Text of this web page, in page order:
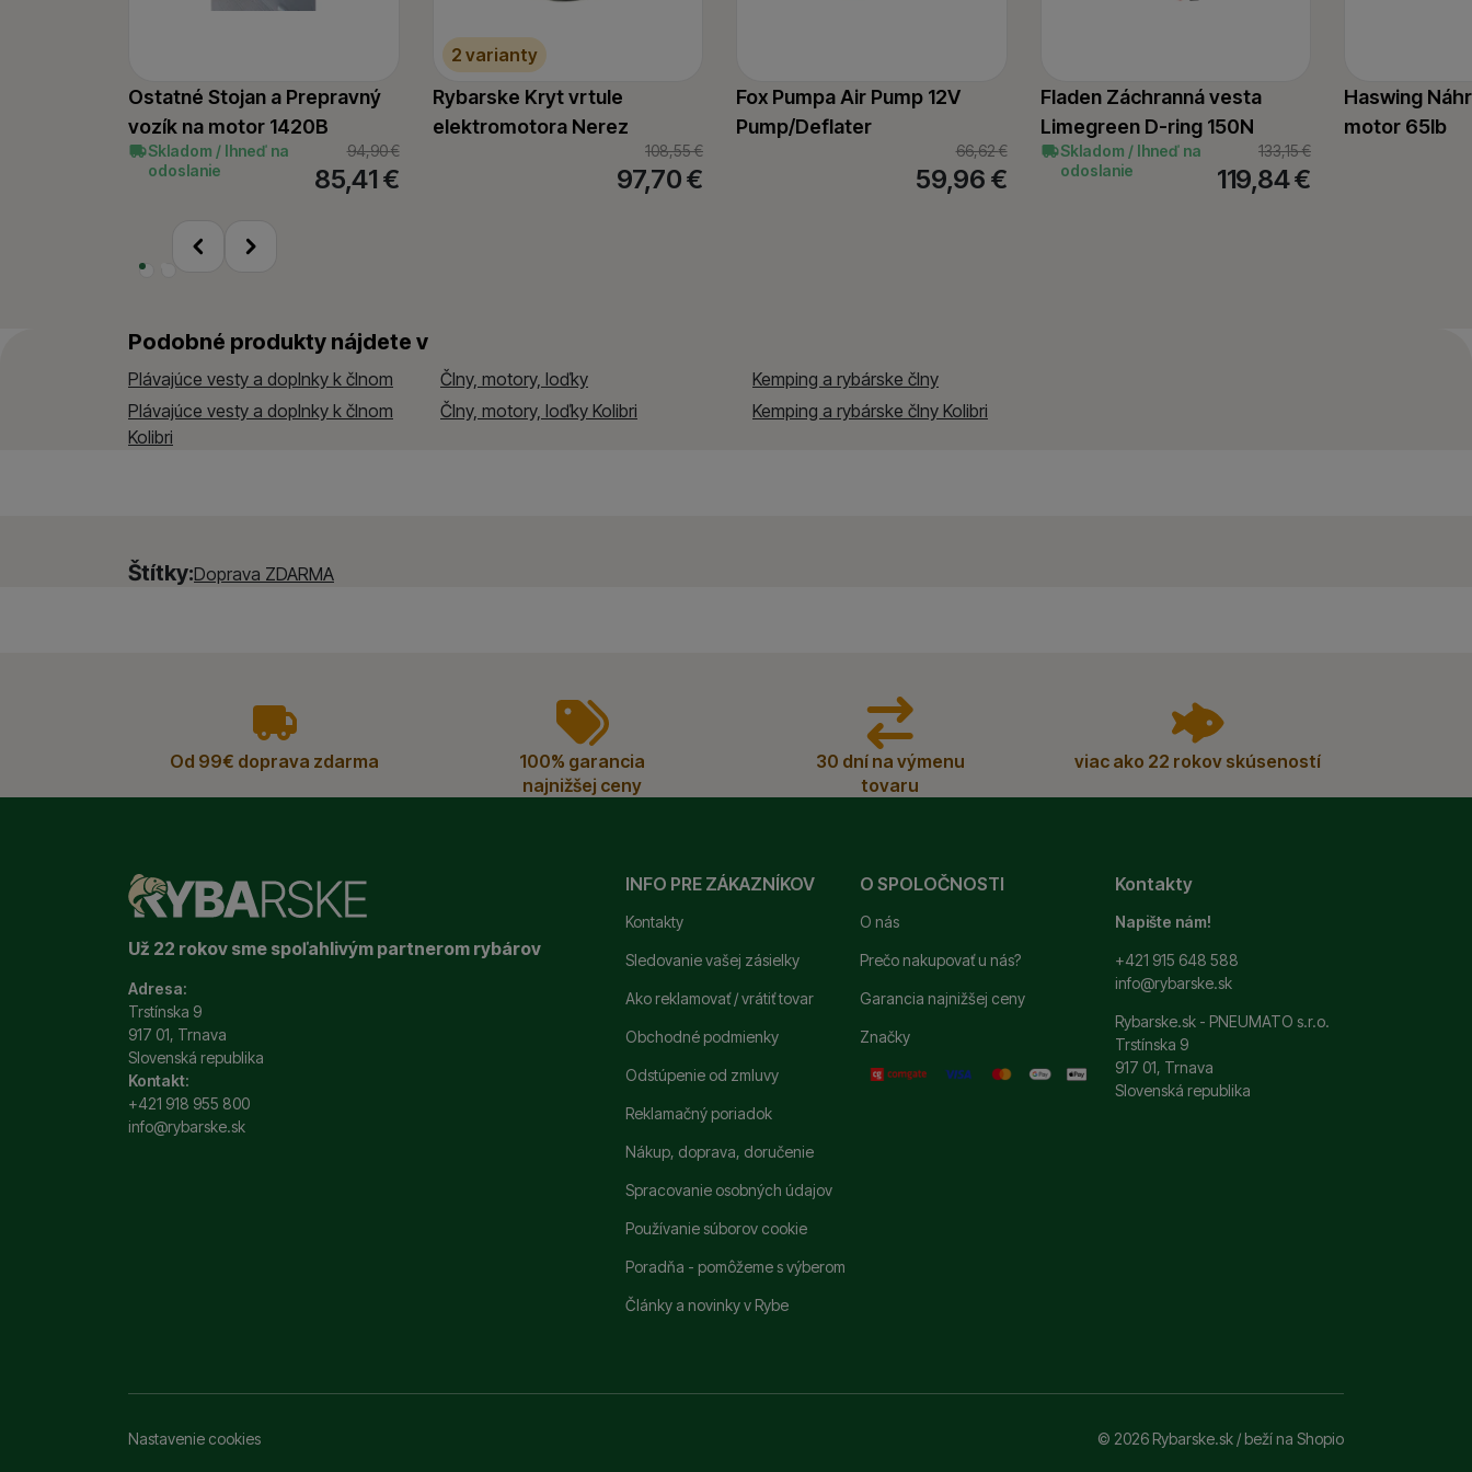
ktoré vás skutočne zaujímajú — či už na našom webe, alebo na stránkach našich partnerov.
predchádzajúci
nasledujúci
Ostatné Stojan a Prepravný
vozík na motor 1420B
Skladom / Ihneď na
odoslanie
94,90€
85,41 €
2 varianty
Rybarske Kryt vrtule
elektromotora Nerez
108,55€
97,70€
Fox Pumpa Air Pump 12V
Pump/Deflater
66,62€
59,96 €
Fladen Záchranná vesta
Limegreen D-ring 150N
Skladom / Ihneď na
odoslanie
133,15€
119,84€
Haswing
motor 65lb
Podobné produkty nájdete v
Plávajúce vesty a doplnky k člnom
Plávajúce vesty a doplnky k člnom
Kolibri
Člny, motory, loďky
Člny, motory, loďky Kolibri
Kemping a rybárske člny
Kemping a rybárske člny Kolibri
Štítky:Doprava ZDARMA
Od 99€ doprava zdarma
100% garancia
najnižšej ceny
30 dní na výmenu
tovaru
viac ako 22 rokov skúseností
Už 22 rokov sme spoľahlivým partnerom rybárov
Adresa:
Trstínska 9
917 01, Trnava
Slovenská republika
Kontakt:
+421 918 955 800
info@rybarske.sk
INFO PRE ZÁKAZNÍKOV
Kontakty
Sledovanie vašej zásielky
Ako reklamovať / vrátiť tovar
Obchodné podmienky
Odstúpenie od zmluvy
Reklamačný poriadok
Nákup, doprava, doručenie
Spracovanie osobných údajov
Používanie súborov cookie
Poradňa - pomôžeme s výberom
Články a novinky v Rybe
O SPOLOČNOSTI
O nás
Prečo nakupovať u nás?
Garancia najnižšej ceny
Značky
Kontakty
Napište nám!
+421 915 648 588
info@rybarske.sk
Rybarske.sk - PNEUMATO s.r.o.
Trstínska 9
917 01, Trnava
Slovenská republika
Nastavenie cookies © 2026 Rybarske.sk / beží na Shopio